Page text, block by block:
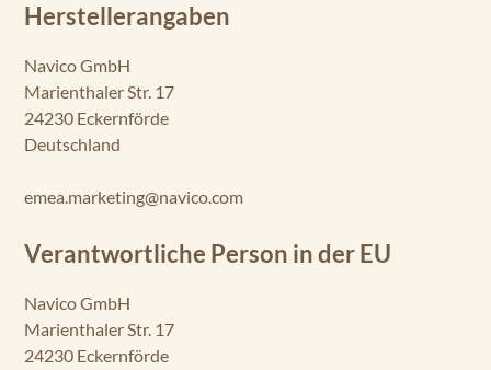
Herstellerangaben
Navico GmbH
Marienthaler Str. 17
24230 Eckernförde
Deutschland
emea.marketing@navico.com
Verantwortliche Person in der EU
Navico GmbH
Marienthaler Str. 17
24230 Eckernförde